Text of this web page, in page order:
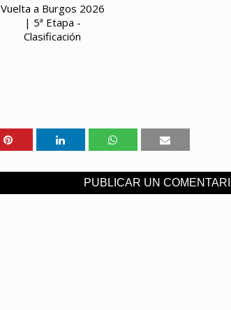
Vuelta a Burgos 2026
| 5ª Etapa -
Clasificación
PUBLICAR UN